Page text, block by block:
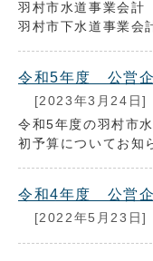
羽村市水道事業会
羽村市下水道事業
令和5年度 公営
[2023年3月24日]
令和5年度の羽村市
初予算についてお知
令和4年度 公営
[2022年5月23日]